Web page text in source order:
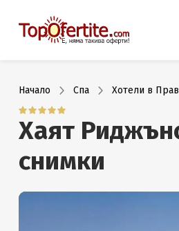
Начало Спа Хотели в
Хаят
снимки